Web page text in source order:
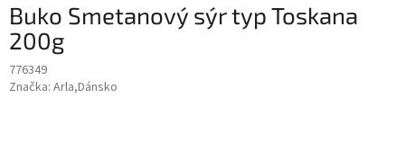
Buko Smetanový sýr typ Toskana
200g
776349
Značka: Arla,Dánsko